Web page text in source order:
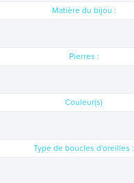
Matière du bijou :
Pierres :
Couleur(s)
Type de boucles d'oreilles :